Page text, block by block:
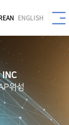
ENGLISH
위성